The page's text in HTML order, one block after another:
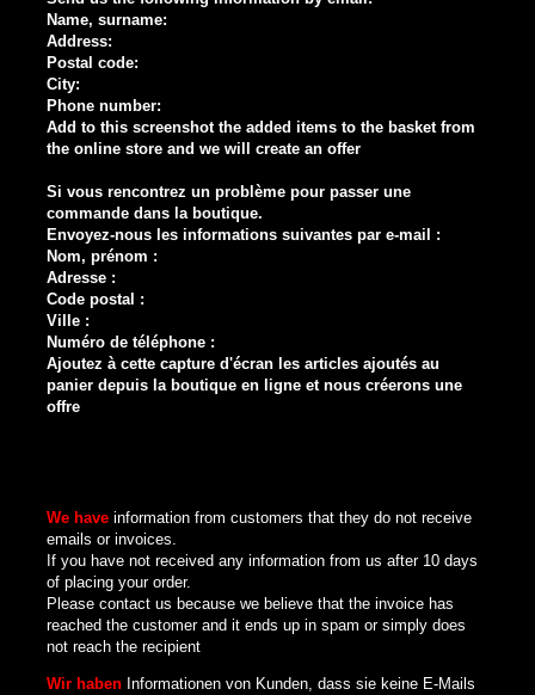
Name, surname:
Address:
Postal code:
City:
Phone number:
Add to this screenshot the added items to the basket from
the online store and we will create an offer
Si vous rencontrez un problème pour passer une
commande dans la boutique.
Envoyez-nous les informations suivantes par e-mail :
Nom, prénom :
Adresse :
Code postal :
Ville :
Numéro de téléphone :
Ajoutez à cette capture d'écran les articles ajoutés au
panier depuis la boutique en ligne et nous créerons une
offre
We have information from customers that they do not receive
emails or invoices.
If you have not received any information from us after 10 days
of placing your order.
Please contact us because we believe that the invoice has
reached the customer and it ends up in spam or simply does
not reach the recipient
Wir haben Informationen von Kunden, dass sie keine E-Mails